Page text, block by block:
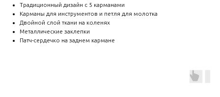
Традиционный дизайн с 5 карманами
Карманы для инструментов и петля для молотка
Двойной слой ткани на коленях
Металлические заклепки
Патч-сердечко на заднем кармане